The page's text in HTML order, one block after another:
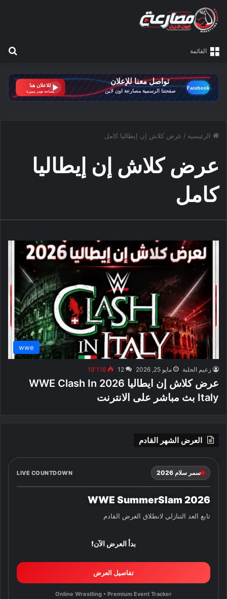
القائمة
الرئيسية / عرض كلاش إن إيطاليا كامل
عرض كلاش إن إيطاليا
كامل
wwe
زعيم الحلبة مايو 25, 2026 12 19٬116
عرض كلاش إن ايطاليا 2026 WWE Clash In
Italy بث مباشر على الانترنت
العرض الشهر القادم
سمر سلام 2026 LIVE COUNTDOWN
WWE SummerSlam 2026
تابع العد التنازلي لانطلاق العرض القادم
بدأ العرض الآن!
تفاصيل العرض
Online Wrestling • Premium Event Tracker